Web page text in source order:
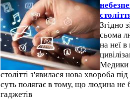
Згідно
сьома
на неї
Медики
столітті з'явилася нова хвороба
суть полягає в тому, що людина не
гаджетів